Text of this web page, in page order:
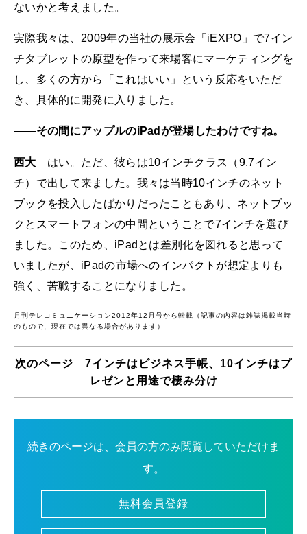
ないかと考えました。
実際我々は、2009年の当社の展示会「iEXPO」で7イン
チタブレットの原型を作って来場客にマーケティングを
し、多くの方から「これはいい」という反応をいただ
き、具体的に開発に入りました。
――その間にアップルのiPadが登場したわけですね。
西大 はい。ただ、彼らは10インチクラス（9.7イン
チ）で出して来ました。我々は当時10インチのネット
ブックを投入したばかりだったこともあり、ネットブッ
クとスマートフォンの中間ということで7インチを選び
ました。このため、iPadとは差別化を図れると思って
いましたが、iPadの市場へのインパクトが想定よりも
強く、苦戦することになりました。
月刊テレコミュニケーション2012年12月号から転載（記事の内容は雑誌掲載当時
のもので、現在では異なる場合があります）
次のページ 7インチはビジネス手帳、10インチはプ
レゼンと用途で棲み分け
続きのページは、会員の方のみ閲覧していただけま
す。
無料会員登録